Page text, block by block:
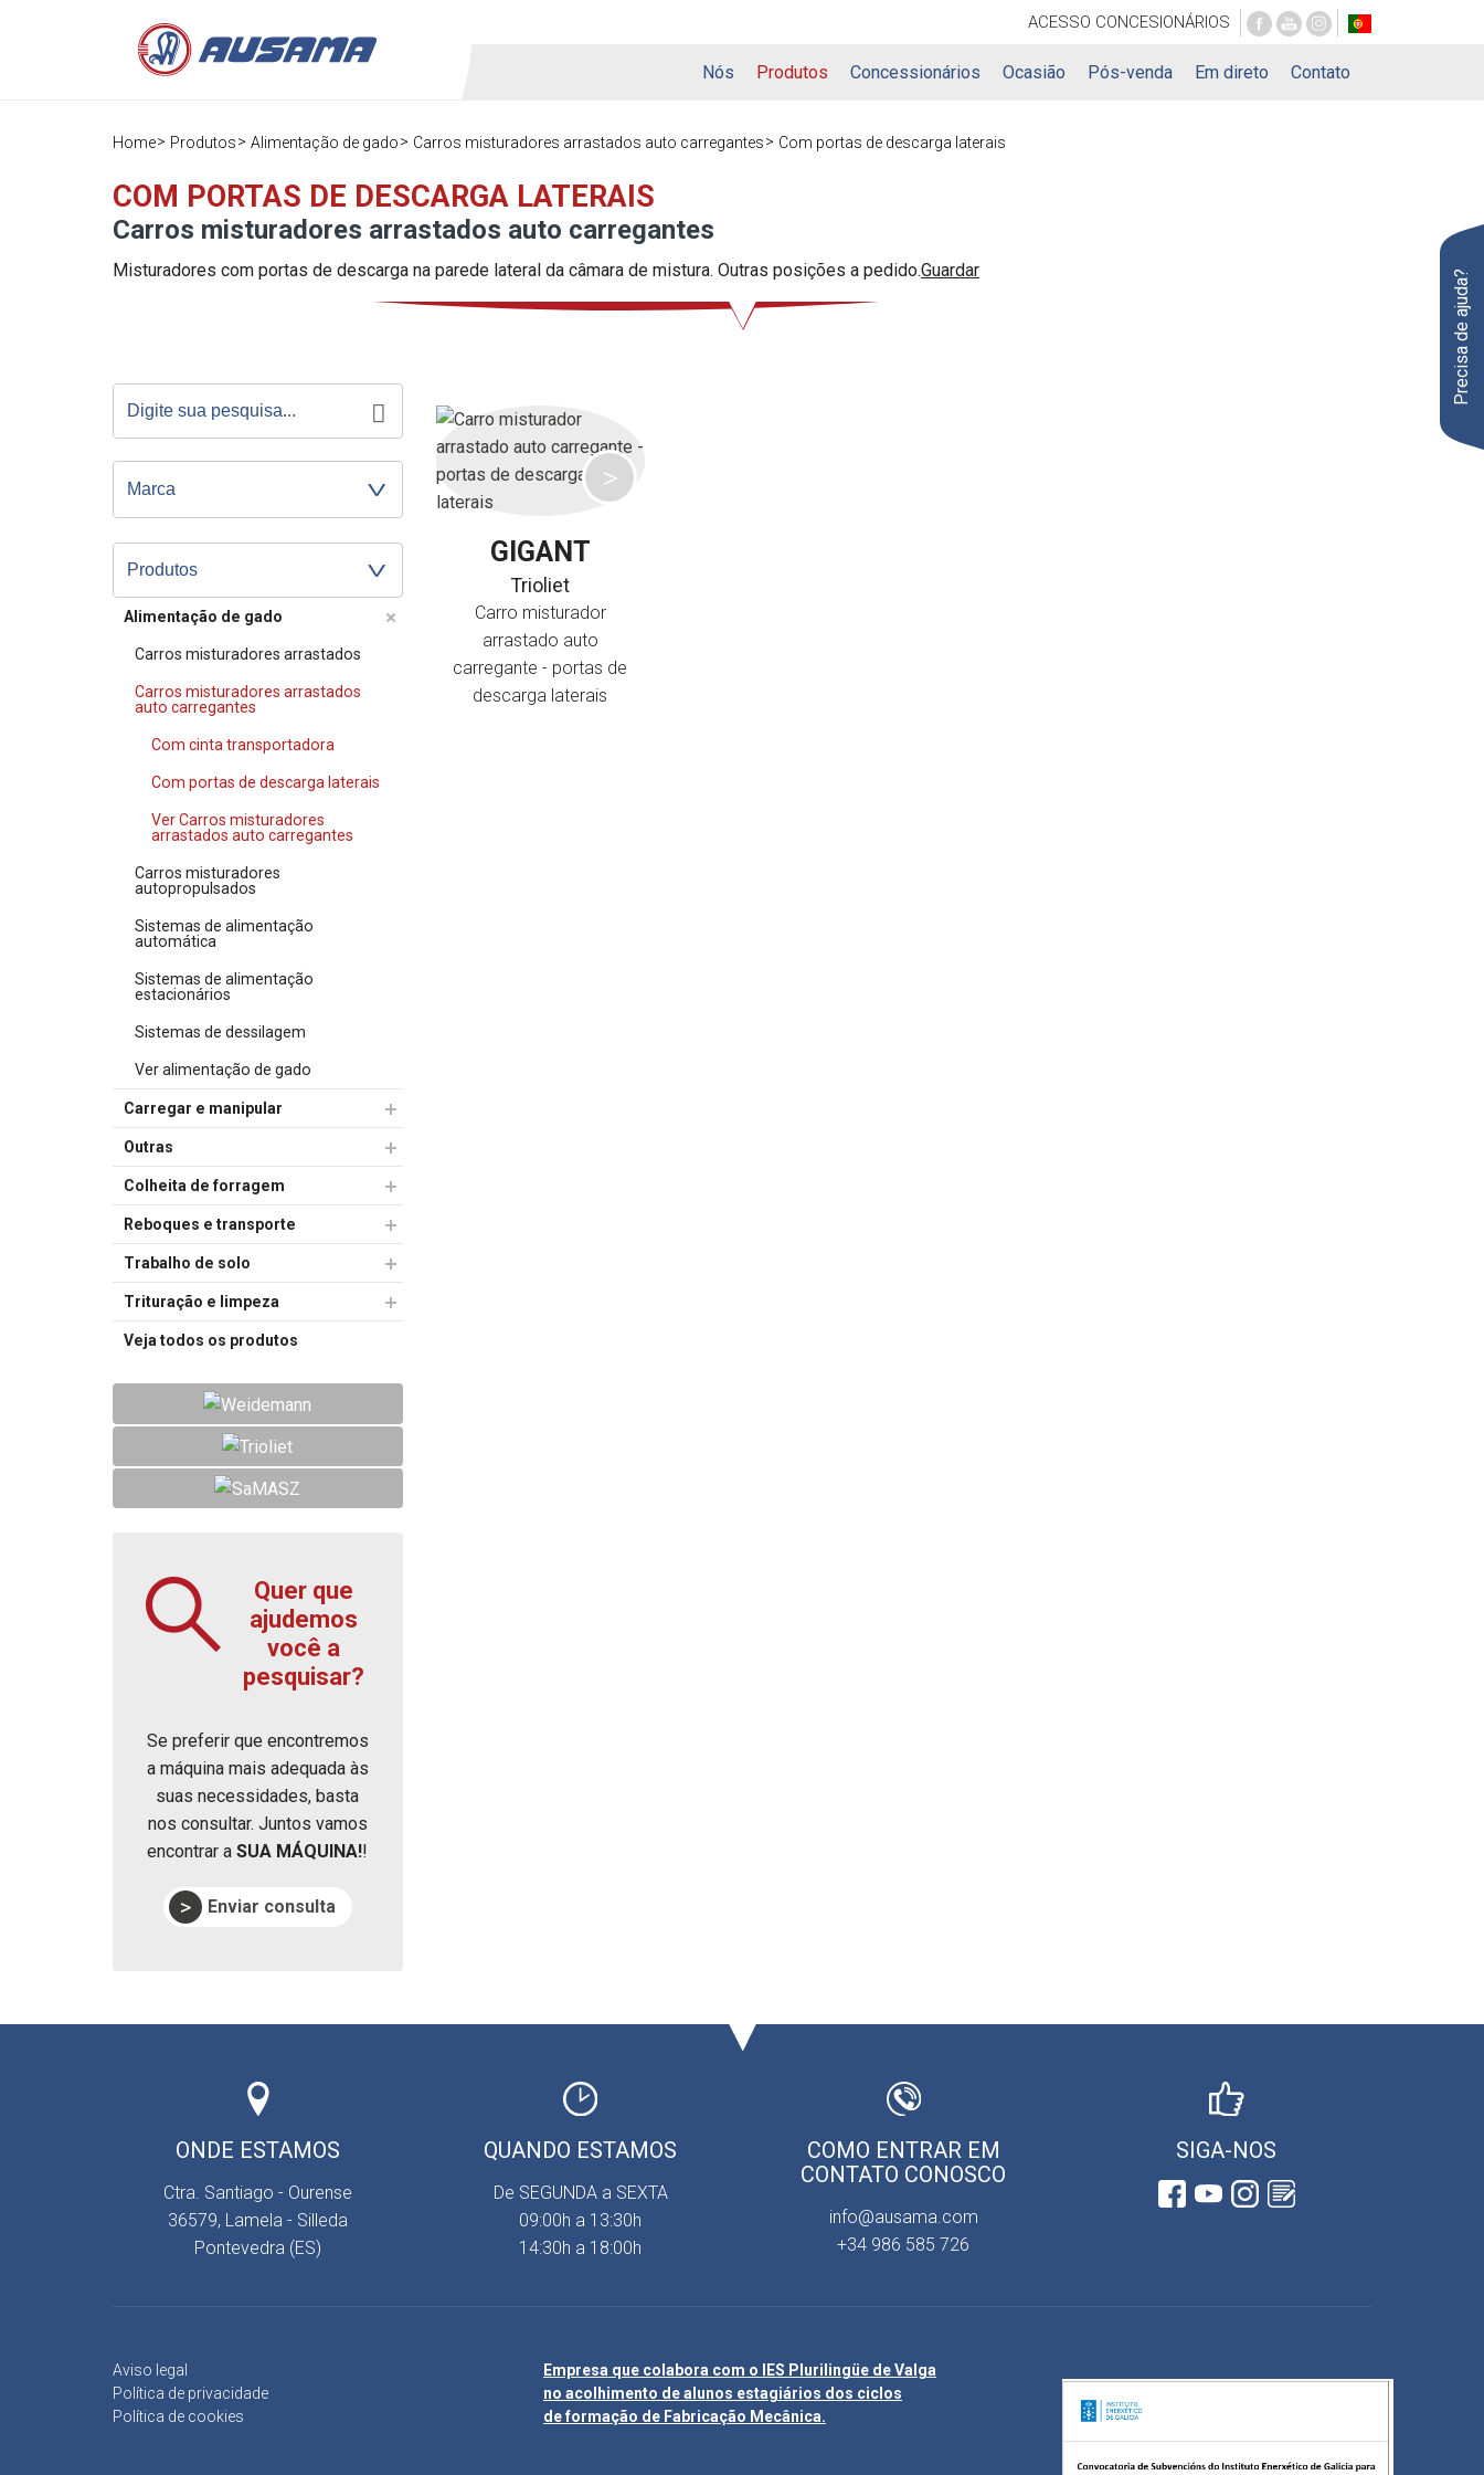
ACESSO CONCESIONÁRIOS
Nós Produtos Concessionários Ocasião Pós-venda Em direto Contato
Home Produtos Alimentação de gado Carros misturadores arrastados auto carregantes Com portas de descarga laterais
COM PORTAS DE DESCARGA LATERAIS
Carros misturadores arrastados auto carregantes
Misturadores com portas de descarga na parede lateral da câmara de mistura. Outras posições a pedido.Guardar
Produtos
Alimentação de gado
Carros misturadores arrastados
Carros misturadores arrastados
auto carregantes
Com cinta transportadora
Com portas de descarga laterais
Ver Carros misturadores
arrastados auto carregantes
Carros misturadores
autopropulsados
Sistemas de alimentação
automática
Sistemas de alimentação
estacionários
Sistemas de dessilagem
Ver alimentação de gado
Carregar e manipular
Outras
Colheita de forragem
Reboques e transporte
Trabalho de solo
Trituração e limpeza
Veja todos os produtos
Quer que
ajudemos
você a
pesquisar?
Se preferir que encontremos
a máquina mais adequada às
suas necessidades, basta
nos consultar. Juntos vamos
encontrar aSUA MÁQUINA!!
Enviar consulta
GIGANT
Trioliet
Carro misturador
arrastado auto
carregante - portas de
descarga laterais
ONDE ESTAMOS
Ctra. Santiago - Ourense
36579, Lamela - Silleda
Pontevedra (ES)
QUANDO ESTAMOS
De SEGUNDA a SEXTA
09:00h a 13:30h
14:30h a 18:00h
COMO ENTRAR EM
CONTATO CONOSCO
info@ausama.com
+34 986 585 726
SIGA-NOS
Aviso legal
Política de privacidade
Política de cookies
Empresa que colabora com o IES Plurilingüe de Valga
no acolhimento de alunos estagiários dos ciclos
de formação de Fabricação Mecânica.
Precisa de ajuda?